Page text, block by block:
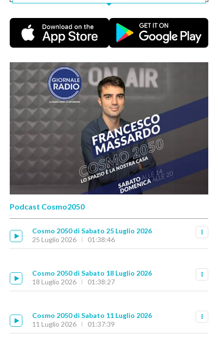
Podcast Cosmo2050
Cosmo 2050 di Sabato 25 Luglio 2026
25 Luglio 2026
01:38:46
Cosmo 2050 di Sabato 18 Luglio 2026
18 Luglio 2026
01:38:27
Cosmo 2050 di Sabato 11 Luglio 2026
11 Luglio 2026
01:37:39